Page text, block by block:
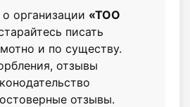
организации «ТОО
писать
и по существу.
отзывы
отзывы.